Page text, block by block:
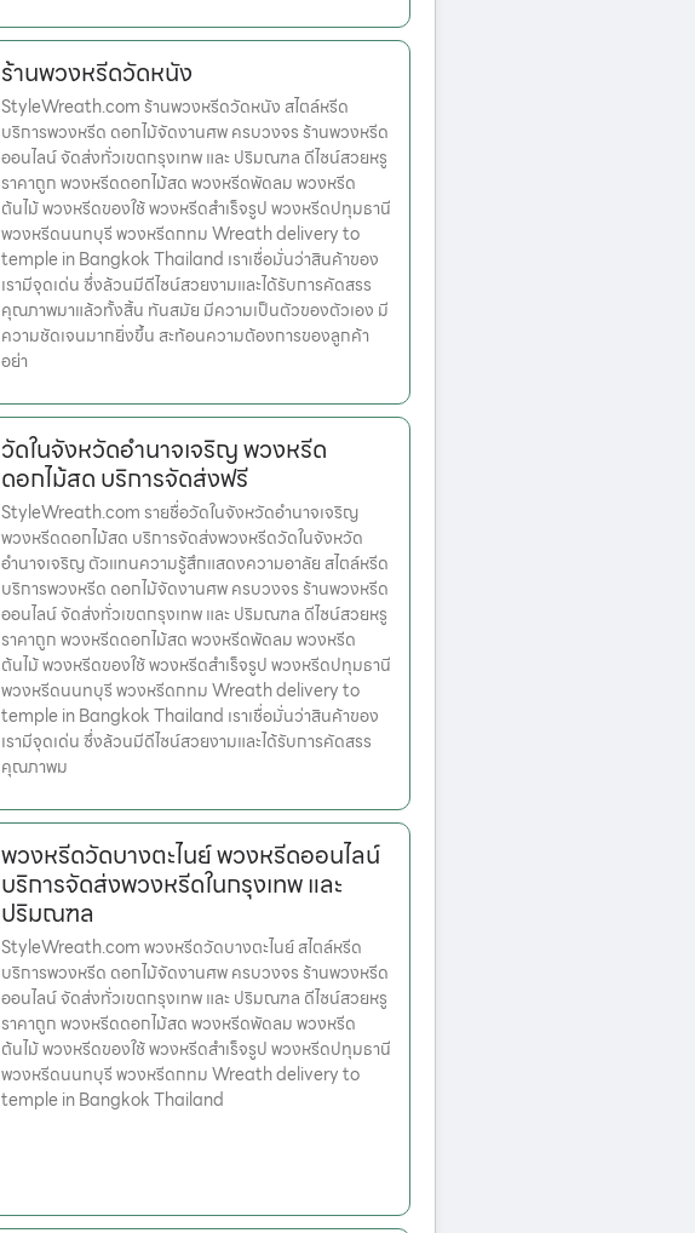
ร้านพวงหรีดวัดหนัง
StyleWreath.com ร้านพวงหรีดวัดหนัง สไตล์หรีด
บริการพวงหรีด ดอกไม้จัดงานศพ ครบวงจร ร้านพวงหรีด
ออนไลน์ จัดส่งทั่วเขตกรุงเทพ และ ปริมณฑล ดีไซน์สวยหรู
ราคาถูก พวงหรีดดอกไม้สด พวงหรีดพัดลม พวงหรีด
ต้นไม้ พวงหรีดของใช้ พวงหรีดสำเร็จรูป พวงหรีดปทุมธานี
พวงหรีดนนทบุรี พวงหรีดกทม Wreath delivery to
temple in Bangkok Thailand เราเชื่อมั่นว่าสินค้าของ
เรามีจุดเด่น ซึ่งล้วนมีดีไซน์สวยงามและได้รับการคัดสรร
คุณภาพมาแล้วทั้งสิ้น ทันสมัย มีความเป็นตัวของตัวเอง มี
ความชัดเจนมากยิ่งขึ้น สะท้อนความต้องการของลูกค้า
อย่า
วัดในจังหวัดอำนาจเจริญ พวงหรีด
ดอกไม้สด บริการจัดส่งฟรี
StyleWreath.com รายชื่อวัดในจังหวัดอำนาจเจริญ
พวงหรีดดอกไม้สด บริการจัดส่งพวงหรีดวัดในจังหวัด
อำนาจเจริญ ตัวแทนความรู้สึกแสดงความอาลัย สไตล์หรีด
บริการพวงหรีด ดอกไม้จัดงานศพ ครบวงจร ร้านพวงหรีด
ออนไลน์ จัดส่งทั่วเขตกรุงเทพ และ ปริมณฑล ดีไซน์สวยหรู
ราคาถูก พวงหรีดดอกไม้สด พวงหรีดพัดลม พวงหรีด
ต้นไม้ พวงหรีดของใช้ พวงหรีดสำเร็จรูป พวงหรีดปทุมธานี
พวงหรีดนนทบุรี พวงหรีดกทม Wreath delivery to
temple in Bangkok Thailand เราเชื่อมั่นว่าสินค้าของ
เรามีจุดเด่น ซึ่งล้วนมีดีไซน์สวยงามและได้รับการคัดสรร
คุณภาพม
พวงหรีดวัดบางตะไนย์ พวงหรีดออนไลน์
บริการจัดส่งพวงหรีดในกรุงเทพ และ
ปริมณฑล
StyleWreath.com พวงหรีดวัดบางตะไนย์ สไตล์หรีด
บริการพวงหรีด ดอกไม้จัดงานศพ ครบวงจร ร้านพวงหรีด
ออนไลน์ จัดส่งทั่วเขตกรุงเทพ และ ปริมณฑล ดีไซน์สวยหรู
ราคาถูก พวงหรีดดอกไม้สด พวงหรีดพัดลม พวงหรีด
ต้นไม้ พวงหรีดของใช้ พวงหรีดสำเร็จรูป พวงหรีดปทุมธานี
พวงหรีดนนทบุรี พวงหรีดกทม Wreath delivery to
temple in Bangkok Thailand